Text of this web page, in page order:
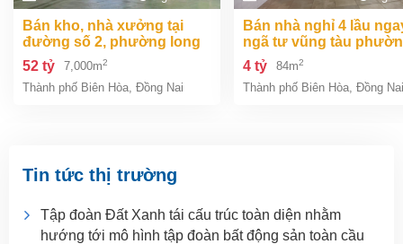
bán kho, nhà xưởng tại
đường số 2, phường long
bình, thành phố biên hòa,
đồng nai giá 52 tỷ
52 tỷ 7,000m2
Thành phố Biên Hòa, Đồng Nai
bán nhà nghỉ 4 lầu ngay
ngã tư vũng tàu
an bình biên hòa đồng
giá chỉ 4 tỷ
4 tỷ 84m2
Thành phố Biên Hòa, Đồng Nai
Tin tức thị trường
Tập đoàn Đất Xanh tái cấu trúc toàn diện nhằm
hướng tới mô hình tập đoàn bất động sản toàn cầu